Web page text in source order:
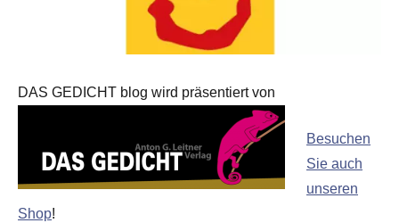
DAS GEDICHT blog wird präsentiert von
Besuchen
Sie auch
unseren
Shop!